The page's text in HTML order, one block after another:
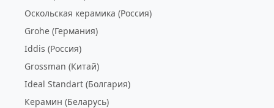
Оскольская керамика (Россия)
Grohe (Германия)
Iddis (Россия)
Grossman (Китай)
Ideal Standart (Болгария)
Керамин (Беларусь)